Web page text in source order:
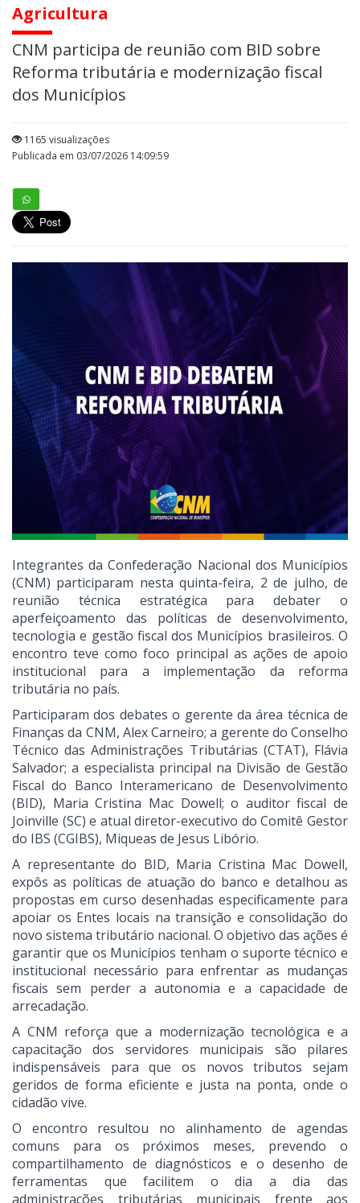
Agricultura
CNM participa de reunião com BID sobre
Reforma tributária e modernização fiscal
dos Municípios
1165 visualizações
Publicada em 03/07/2026 14:09:59
Integrantes da Confederação Nacional dos Municípios
(CNM) participaram nesta quinta-feira, 2 de julho, de
reunião técnica estratégica para debater o
aperfeiçoamento das políticas de desenvolvimento,
tecnologia e gestão fiscal dos Municípios brasileiros. O
encontro teve como foco principal as ações de apoio
institucional para a implementação da reforma
tributária no país.
Participaram dos debates o gerente da área técnica de
Finanças da CNM, Alex Carneiro; a gerente do Conselho
Técnico das Administrações Tributárias (CTAT), Flávia
Salvador; a especialista principal na Divisão de Gestão
Fiscal do Banco Interamericano de Desenvolvimento
(BID), Maria Cristina Mac Dowell; o auditor fiscal de
Joinville (SC) e atual diretor-executivo do Comitê Gestor
do IBS (CGIBS), Miqueas de Jesus Libório.
A representante do BID, Maria Cristina Mac Dowell,
expôs as políticas de atuação do banco e detalhou as
propostas em curso desenhadas especificamente para
apoiar os Entes locais na transição e consolidação do
novo sistema tributário nacional. O objetivo das ações é
garantir que os Municípios tenham o suporte técnico e
institucional necessário para enfrentar as mudanças
fiscais sem perder a autonomia e a capacidade de
arrecadação.
A CNM reforça que a modernização tecnológica e a
capacitação dos servidores municipais são pilares
indispensáveis para que os novos tributos sejam
geridos de forma eficiente e justa na ponta, onde o
cidadão vive.
O encontro resultou no alinhamento de agendas
comuns para os próximos meses, prevendo o
compartilhamento de diagnósticos e o desenho de
ferramentas que facilitem o dia a dia das
administrações tributárias municipais frente aos